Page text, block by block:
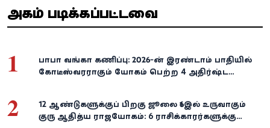
அதிகம் படிக்கப்பட்டவை
1
பாபா வங்கா கணிப்பு: 2026-ன் இரண்டாம் பாதியில்
கோடீஸ்வரராகும் யோகம் பெற்ற 4 அதிர்ஷ்ட
2
12 ஆண்டுகளுக்குப் பிறகு ஜூலை 16இல் உருவாகும்
குரு ஆதித்ய ராஜயோகம்: 6 ராசிக்காரர்களுக்கு